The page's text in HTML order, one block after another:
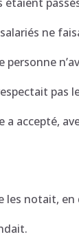
ne
pas
accepté,
les notait,